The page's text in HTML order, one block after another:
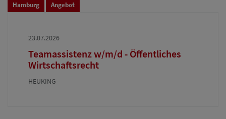
Hamburg Angebot
23.07.2026
Teamassistenz w/m/d - Öffentliches
Wirtschaftsrecht
HEUKING